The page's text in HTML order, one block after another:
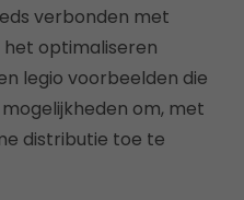
verbonden met
optimaliseren
legio voorbeelden die
om, met
distributie toe te